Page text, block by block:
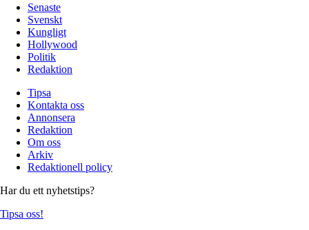
Senaste
Svenskt
Kungligt
Hollywood
Politik
Redaktion
Tipsa
Kontakta oss
Annonsera
Redaktion
Om oss
Arkiv
Redaktionell policy
Har du ett nyhetstips?
Tipsa oss!